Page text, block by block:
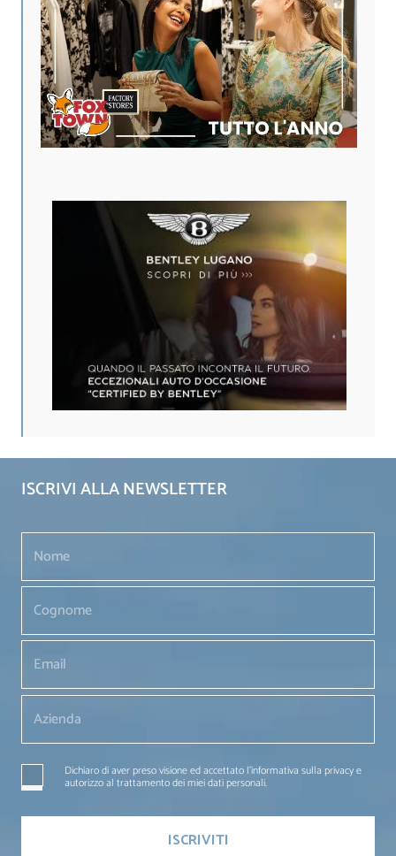
ISCRIVI ALLA NEWSLETTER
Dichiaro di aver preso visione ed accettato l'informativa sulla privacy e
autorizzo al trattamento dei miei dati personali.